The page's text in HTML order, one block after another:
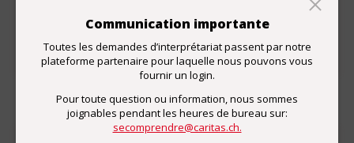
Communication importante
Toutes les demandes d’interprétariat passent par notre
plateforme partenaire pour laquelle nous pouvons vous
fournir un login.
Pour toute question ou information, nous sommes
joignables pendant les heures de bureau sur:
secomprendre@caritas.ch.